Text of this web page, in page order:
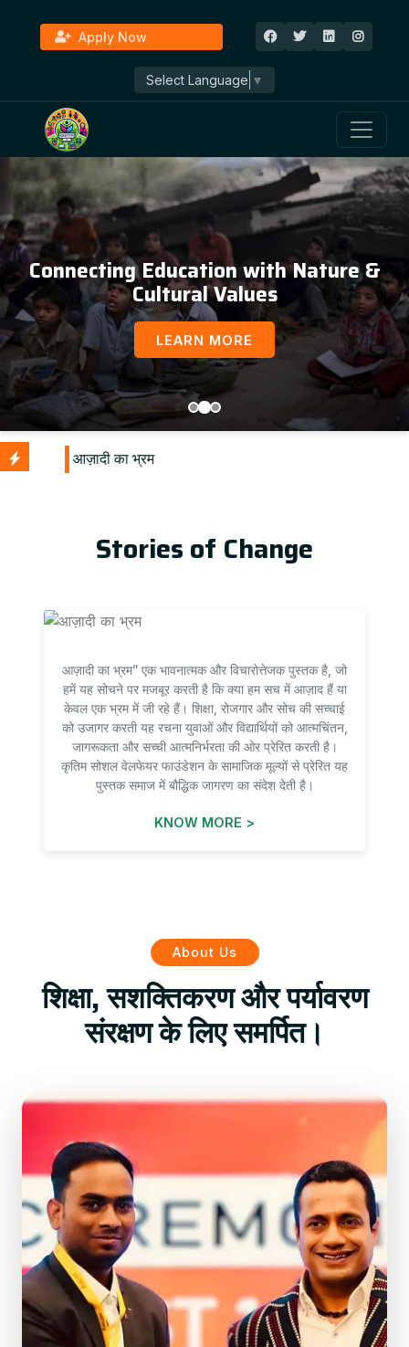
Apply Now
Select Language ▼
Connecting Education with Nature &
Cultural Values
LEARN MORE
Stories of Change
आज़ादी का भ्रम” एक भावनात्मक और विचारोत्तेजक पुस्तक है, जो
हमें यह सोचने पर मजबूर करती है कि क्या हम सच में आज़ाद हैं या
केवल एक भ्रम में जी रहे हैं। शिक्षा, रोजगार और सोच की सच्चाई
को उजागर करती यह रचना युवाओं और विद्यार्थियों को आत्मचिंतन,
जागरूकता और सच्ची आत्मनिर्भरता की ओर प्रेरित करती है।
कृतिम सोशल वेलफेयर फाउंडेशन के सामाजिक मूल्यों से प्रेरित यह
पुस्तक समाज में बौद्धिक जागरण का संदेश देती है।
KNOW MORE >
About Us
शिक्षा, सशक्तिकरण और पर्यावरण
संरक्षण के लिए समर्पित।